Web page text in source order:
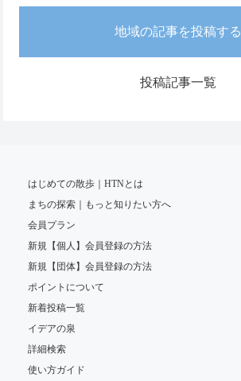
地域の記事を投稿する
投稿記事一覧
はじめての散歩｜HTNとは
まちの探索｜もっと知りたい方へ
会員プラン
新規【個人】会員登録の方法
新規【団体】会員登録の方法
ポイントについて
新着投稿一覧
イデアの泉
詳細検索
使い方ガイド